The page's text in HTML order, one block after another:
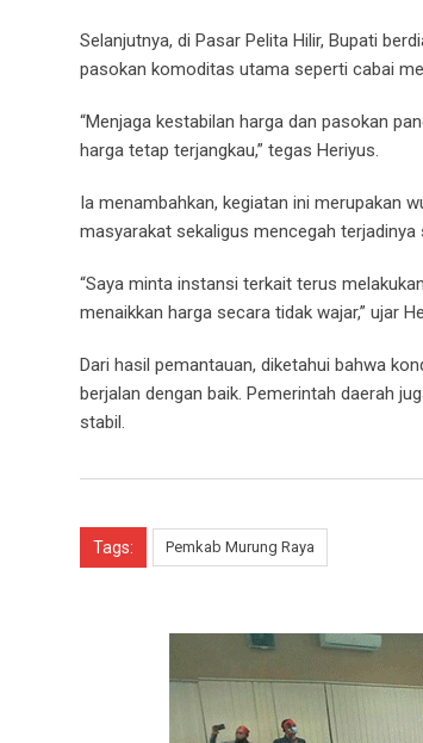
Selanjutnya, di Pasar Pelita Hilir, Bupati
pasokan komoditas utama seperti cabai
“Menjaga kestabilan harga dan pasokan
harga tetap terjangkau,” tegas Heriyus.
Ia menambahkan, kegiatan ini merupakan
masyarakat sekaligus mencegah terjadinya
“Saya minta instansi terkait terus
menaikkan harga secara tidak wajar,” ujar
Dari hasil pemantauan, diketahui bahwa
berjalan dengan baik. Pemerintah daerah
stabil.
Tags: Pemkab Murung Raya